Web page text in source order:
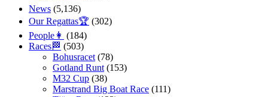
News (5,136)
Our Regattas🏆 (302)
People👩 (184)
Races🏁 (503)
Bohusracet (78)
Gotland Runt (153)
M32 Cup (38)
Marstrand Big Boat Race (111)